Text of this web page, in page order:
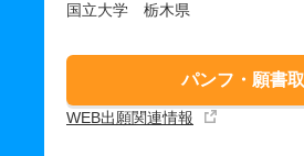
国立大学 栃木県
パンフ・願書
WEB出願関連情報